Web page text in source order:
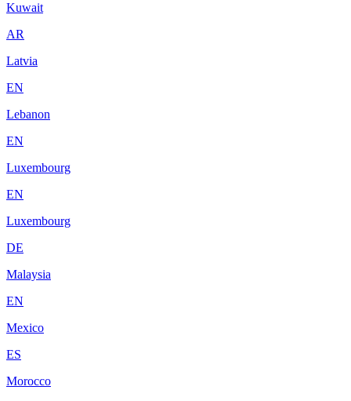
Kuwait
AR
Latvia
EN
Lebanon
EN
Luxembourg
EN
Luxembourg
DE
Malaysia
EN
Mexico
ES
Morocco